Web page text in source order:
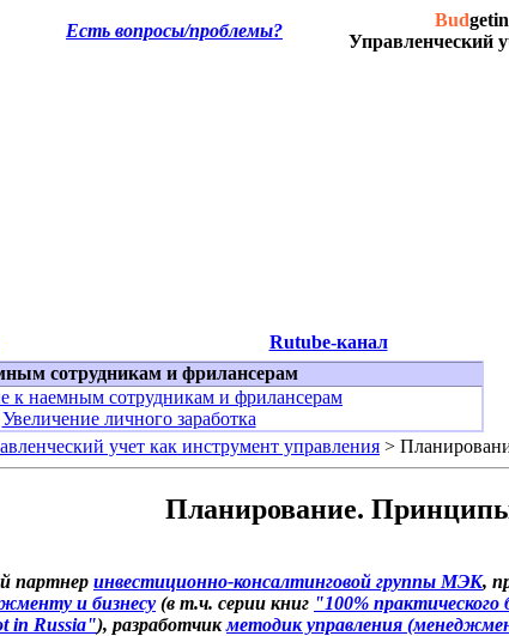
Есть вопросы/проблемы?
Bud
Управленческий
Rutube-канал
сотрудникам и фрилансерам
к наемным сотрудникам и фрилансерам
Увеличение личного заработка
учет как инструмент управления >
Планирование.
партнер инвестиционно-консалтинговой группы МЭК,
и бизнесу (в т.ч. серии книг "100%
in Russia"), разработчикметодик управления